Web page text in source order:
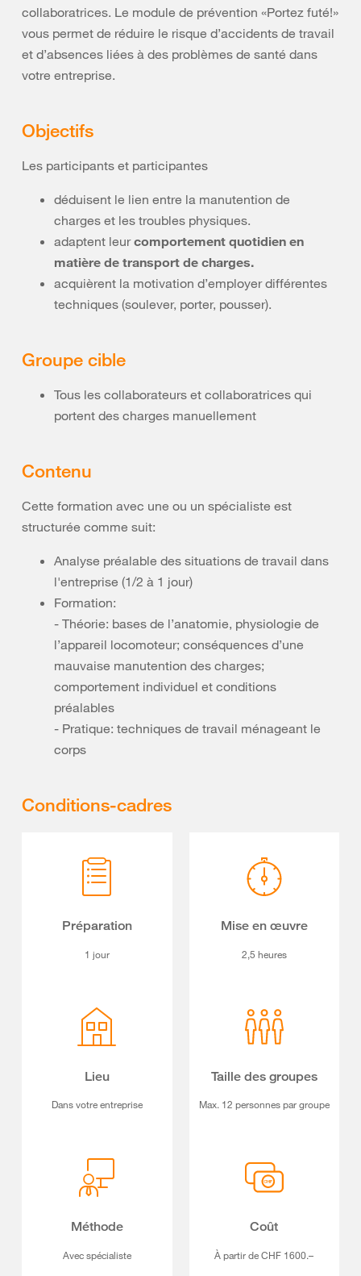
collaboratrices. Le module de prévention «Portez futé!»
vous permet de réduire le risque d’accidents de travail
et d’absences liées à des problèmes de santé dans
votre entreprise.
Objectifs
Les participants et participantes
déduisent le lien entre la manutention de
charges et les troubles physiques.
adaptent leurcomportement quotidien en
matière de transport de charges.
acquièrent la motivation d’employer différentes
techniques (soulever, porter, pousser).
Groupe cible
Tous les collaborateurs et collaboratrices qui
portent des charges manuellement
Contenu
Cette formation avec une ou un spécialiste est
structurée comme suit:
Analyse préalable des situations de travail dans
l'entreprise (1/2 à 1 jour)
Formation:
- Théorie: bases de l’anatomie, physiologie de
l’appareil locomoteur; conséquences d’une
mauvaise manutention des charges;
comportement individuel et conditions
préalables
- Pratique: techniques de travail ménageant le
corps
Conditions-cadres
Préparation
1 jour
Mise en œuvre
2,5 heures
Lieu
Dans votre entreprise
Taille des groupes
Max. 12 personnes par groupe
Méthode
Avec spécialiste
Coût
À partir de CHF 1600.–